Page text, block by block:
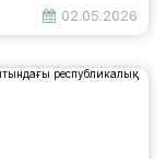
02.05.2026